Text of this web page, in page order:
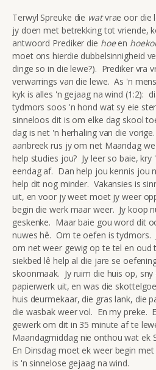
Terwyl Spreuke die watvrae oor die
jy doen met betrekking tot vriende,
antwoord Prediker die hoeen
moet ons hierdie dubbelsinnigheid
dinge so in die lewe?). Prediker vra
verwarrings van die lewe. As 'n
kyk is alles 'n gejaag na wind (1:2):
tydmors soos 'n hond wat sy eie
sinneloos dit is om elke dag skool
dag is net 'n herhaling van die
aanbreek rus jy om net Maandag
help studies jou? Jy leer so baie,
eendag af. Dan help jou kennis jou
help dit nog minder. Vakansies is
uit, en voor jy weet moet jy weer
begin die werk maar weer. Jy koop
geskenke. Maar baie gou word dit
nuwes hê. Om te oefen is tydmors.
om net weer gewig op te tel en oud
siekbed lê help al die jare se
skoonmaak. Jy ruim die huis op,
papierwerk uit, en was die
huis deurmekaar, die gras lank, die
die wasbak weer vol. En my preke.
gewerk om dit in 35 minute af te
Maandagmiddag nie onthou wat ek
En Dinsdag moet ek weer begin
is 'n sinnelose gejaag na wind.